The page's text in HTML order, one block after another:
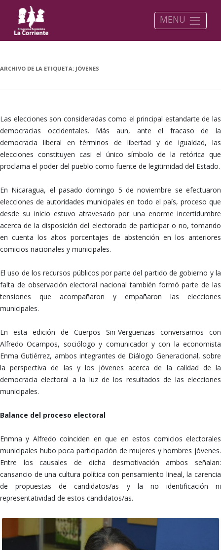
MENU
ARCHIVO DE LA ETIQUETA: JÓVENES
Las elecciones son consideradas como el principal estandarte de las
democracias occidentales. Más aun, ante el fracaso de la
democracia liberal en términos de libertad y de igualdad, las
elecciones constituyen casi el único símbolo de la retórica que
proclama el poder del pueblo como fuente de legitimidad del Estado.
En Nicaragua, el pasado domingo 5 de noviembre se efectuaron
elecciones de autoridades municipales en todo el país, proceso que
desde su inicio estuvo atravesado por una enorme incertidumbre
acerca de la disposición del electorado de participar o no, tomando
en cuenta los altos porcentajes de abstención en los anteriores
comicios nacionales y municipales.
El uso de los recursos públicos por parte del partido de gobierno y la
falta de observación electoral nacional también formó parte de las
tensiones que acompañaron y empañaron las elecciones
municipales.
En esta edición de Cuerpos Sin-Vergüenzas conversamos con
Alfredo Ocampos, sociólogo y comunicador y con la economista
Enma Gutiérrez, ambos integrantes de Diálogo Generacional, sobre
la perspectiva de las y los jóvenes acerca de la calidad de la
democracia electoral a la luz de los resultados de las elecciones
municipales.
Balance del proceso electoral
Enmna y Alfredo coinciden en que en estos comicios electorales
municipales hubo poca participación de mujeres y hombres jóvenes.
Entre los causales de dicha desmotivación ambos señalan:
cansancio de una cultura política con pensamiento lineal, la carencia
de propuestas de candidatos/as y la no identificación ni
representatividad de estos candidatos/as.